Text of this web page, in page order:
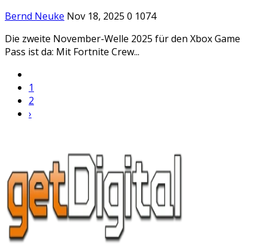
Bernd Neuke Nov 18, 2025 0 1074
Die zweite November-Welle 2025 für den Xbox Game
Pass ist da: Mit Fortnite Crew...
1
2
›